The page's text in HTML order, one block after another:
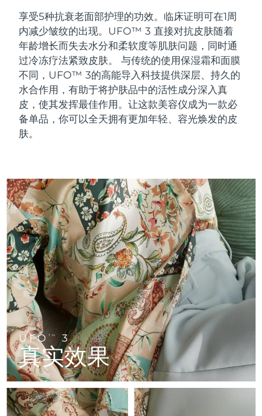
享受5种抗衰老面部护理的功效。临床证明可在1周
内减少皱纹的出现。UFO™ 3 直接对抗皮肤随着
年龄增长而失去水分和柔软度等肌肤问题，同时通
过冷冻疗法紧致皮肤。
与传统的使用保湿霜和面膜
不同，UFO™ 3的高能导入科技提供深层、持久的
水合作用，有助于将护肤品中的活性成分深入真
皮，使其发挥最佳作用。让这款美容仪成为一款必
备单品，你可以全天拥有更加年轻、容光焕发的皮
肤。
UFOTM 3
真实效果
LUNA™ 4 套装
Anti-aging massage
LUNA™ 4 Plus
Massage, LED heating
LUNA™ 4 mini
For young skin, T-zone
LUNA™ 4 go
For travel or gym bag
LUNA™ 护肤
Premium cleansers & balm
LUNA™ 设备
All facial cleansing devices
BEAR™ 2 套装
Microcurrent toning
BEAR™ 2 go
Microcurrent toning on-the-go
面部提拉护理
Premium anti-aging skincare
BEAR™ 设备
All premium facelift devices
补水保湿
UFO™ 3 套装
Deep facial hydration
device
UFO™ 3 mini
Red light therapy device for young skin
UFO™ 3 go
Portable red light therapy
面膜
Rejuvenation & hydration
UFO™ 设备
All deep facial hydration devices
口腔护理
issa™ 4
Hybrid silicone sonic toothbrush
issa™ 4 smile
Hybrid silicone sonic toothbrush
issa™ 4 baby
For ages 0-3
issa™ Teeth Whitening Set
Dual LED + sonic device & 18% PAP gel
ISSA™ 设备
All silicone sonic toothbrushes
FAQ™ 抗老护理
抗老
FAQ™ 101
Clinical anti-aging
FAQ™ 102
Advanced clinical anti-aging
FAQ™ 103
Luxurious clinical anti-aging set
FAQ™ P1 Primer
Manuka honey primer
LED治疗
FAQ™ 201
LED mask
FAQ™ 202
LED mask
FAQ™ 211
Anti-aging neck & décolleté LED mask
FAQ™ 221
Anti-aging LED hand mask
生发
FAQ™ 301
LED hair strengthening scalp massager
FAQ™ Scalp Serum
Scalp recovery probiotic serum
FAQ™护肤品
All FAQ™ skincare
肌肤年轻化
NEW
FAQ™ 501
Full-Spectrum Red Light Therapy
FAQ™ 502
Full-Spectrum Red Light Therapy
FAQ™ Red Light Serum
保健品
NEW
专业治疗
比利时 预计送达日期 8/8/26
百慕大 预计送达日期8/14/26
波斯尼亚和黑塞哥维那 预计送达日期8/11/26
文莱 预计送达日期8/13/26
保加利亚 预计送达日期8/8/26
中国 预计送达日期8/8/26
哥伦比亚 预计送达日期8/12/26
克罗地亚 预计送达日期 8/8/26
塞浦路斯 预计送达日期 8/9/26
捷克 预计送达日期8/8/26
丹麦 预计送达日期
爱沙尼亚 预计送达日期8/8/26
芬兰